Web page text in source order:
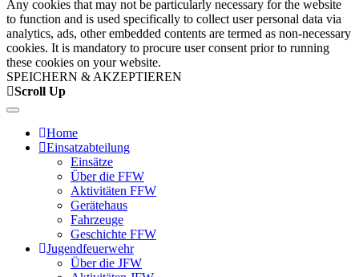
Any cookies that may not be particularly necessary for the website
to function and is used specifically to collect user personal data via
analytics, ads, other embedded contents are termed as non-necessary
cookies. It is mandatory to procure user consent prior to running
these cookies on your website.
SPEICHERN & AKZEPTIEREN
Scroll Up
Home
Einsatzabteilung
Einsätze
Über die FFW
Aktivitäten FFW
Gerätehaus
Fahrzeuge
Geschichte FFW
Jugendfeuerwehr
Über die JFW